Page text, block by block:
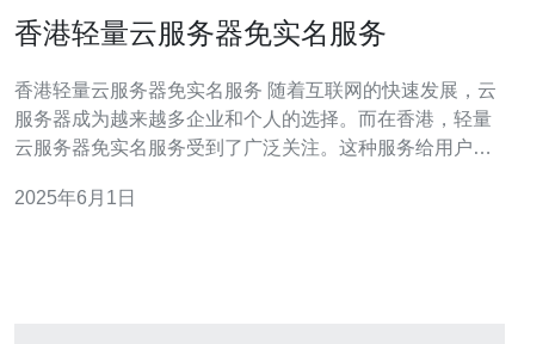
香港轻量云服务器免实名服务
香港轻量云服务器免实名服务 随着互联网的快速发展，云
服务器成为越来越多企业和个人的选择。而在香港，轻量
云服务器免实名服务受到了广泛关注。这种服务给用户带
源较少、价格相对便宜的云服务器，适合小型网站、个人
2025年6月1日